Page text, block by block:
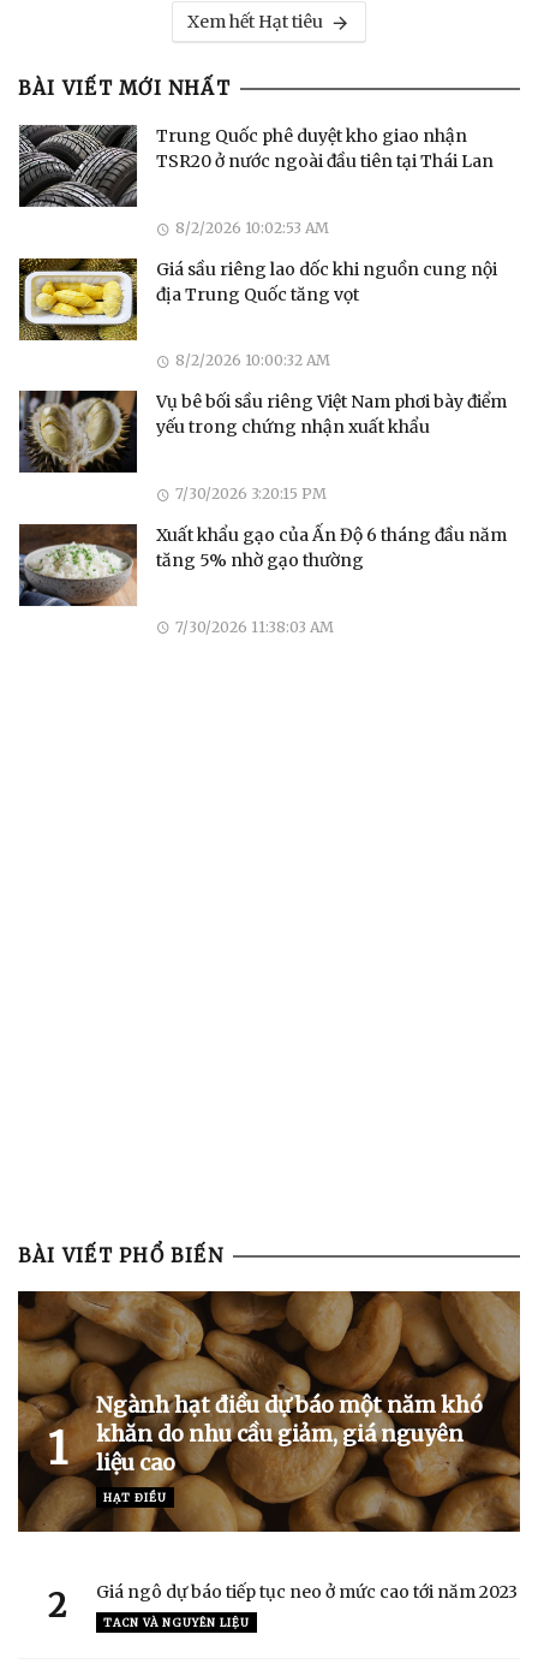
Xem hết Hạt tiêu
BÀI VIẾT MỚI NHẤT
Trung Quốc phê duyệt kho giao nhận
TSR20 ở nước ngoài đầu tiên tại Thái Lan
8/2/2026 10:02:53 AM
Giá sầu riêng lao dốc khi nguồn cung nội
địa Trung Quốc tăng vọt
8/2/2026 10:00:32 AM
Vụ bê bối sầu riêng Việt Nam phơi bày điểm
yếu trong chứng nhận xuất khẩu
7/30/2026 3:20:15 PM
Xuất khẩu gạo của Ấn Độ 6 tháng đầu năm
tăng 5% nhờ gạo thường
7/30/2026 11:38:03 AM
BÀI VIẾT PHỔ BIẾN
1
Ngành hạt điều dự báo một năm khó
khăn do nhu cầu giảm, giá nguyên
liệu cao
HẠT ĐIỀU
2 Giá ngô dự báo tiếp tục neo ở mức cao tới năm 2023
TACN VÀ NGUYÊN LIỆU